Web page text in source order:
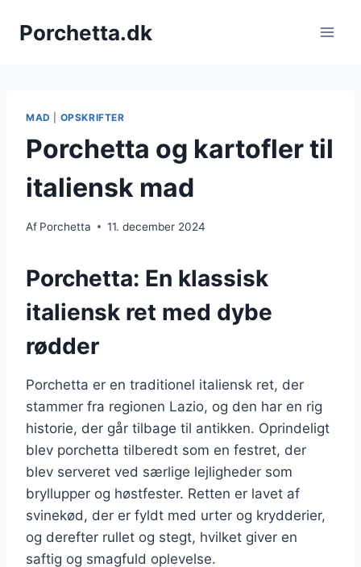
Porchetta.dk
MAD OPSKRIFTER
Porchetta og kartofler til
italiensk mad
Af Porchetta 11. december 2024
Porchetta: En klassisk
italiensk ret med dybe
rødder
Porchetta er en traditionel italiensk ret, der
stammer fra regionen Lazio, og den har en rig
historie, der går tilbage til antikken. Oprindeligt
blev porchetta tilberedt som en festret, der
blev serveret ved særlige lejligheder som
bryllupper og høstfester. Retten er lavet af
svinekød, der er fyldt med urter og krydderier,
og derefter rullet og stegt, hvilket giver en
saftig og smagfuld oplevelse.